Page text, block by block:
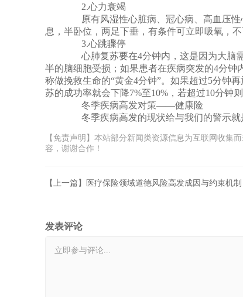
2.心力衰竭
原有风湿性心脏病、冠心病、高血压性
息，半卧位，两足下垂，有条件可立即吸氧，
3.心跳骤停
心肺复苏要在4分钟内，这是因为大脑需
半的脑细胞受损；如果患者在疾病突发的4分钟
称做挽救生命的“黄金4分钟”。如果超过5分钟
苏的成功率就会下降7%至10%，若超过10分钟
冬季疾病高发对策——健康险
冬季疾病高发的现状给与我们的警示就
【免责声明】本站部分新闻类资源信息为互联网收集
容，谢谢合作！
【上一篇】医疗保险领域道德风险高发成因与约束机制
发表评论